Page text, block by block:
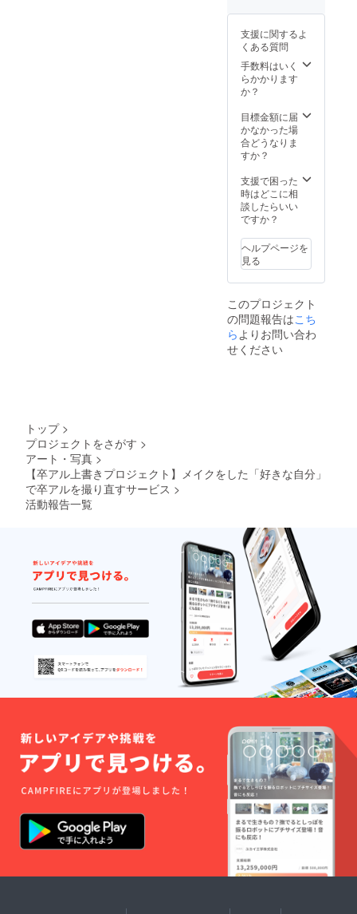
の旨を
お伝え
くださ
い。
にお名
業名を
掲載さ
せてい
ただき
ます
者の
み）。
※支援
時、必
欄にご
希望の
お名前
をご記
さい。
※掲載を
希望さ
れない
備考欄
にてそ
の旨を
お伝え
くださ
支援に関するよ
くある質問
手数料はいく
らかかります
か？
目標金額に届
かなかった場
合どうなりま
すか？
支援で困った
時はどこに相
談したらいい
ですか？
ヘルプページを
見る
このプロジェクト
の問題報告はこち
ら よりお問い合わ
せください
トップ >
プロジェクトをさがす >
アート・写真 >
【卒アル上書きプロジェクト】メイクをした「好きな自分」
で卒アルを撮り直すサービス >
活動報告一覧